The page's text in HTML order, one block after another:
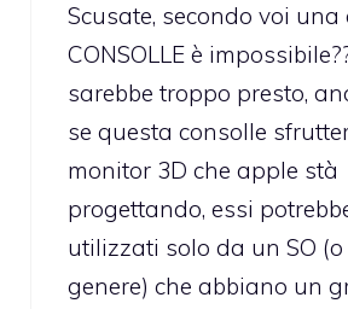
Scusate, secondo voi una
CONSOLLE è
sarebbe troppo presto,
se questa consolle
monitor 3D che apple stà
progettando, essi
utilizzati solo da un SO (o
genere) che abbiano un